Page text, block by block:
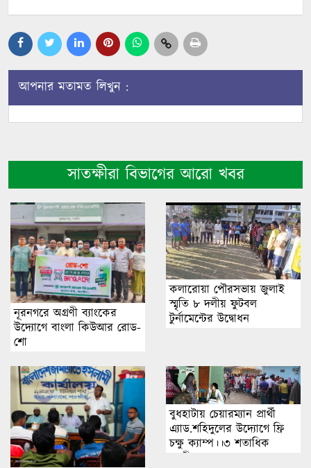
আপনার মতামত লিখুন :
সাতক্ষীরা বিভাগের আরো খবর
নূরনগরে অগ্রণী ব্যাংকের
উদ্যোগে বাংলা কিউআর রোড-
শো
কলারোয়া পৌরসভায় জুলাই
স্মৃতি ৮ দলীয় ফুটবল
টুর্নামেন্টের উদ্বোধন
বুধহাটায় চেয়ারম্যান প্রার্থী
এ্যাড.শহিদুলের উদ্যোগে ফ্রি
চক্ষু ক্যাম্প।।৩ শতাধিক